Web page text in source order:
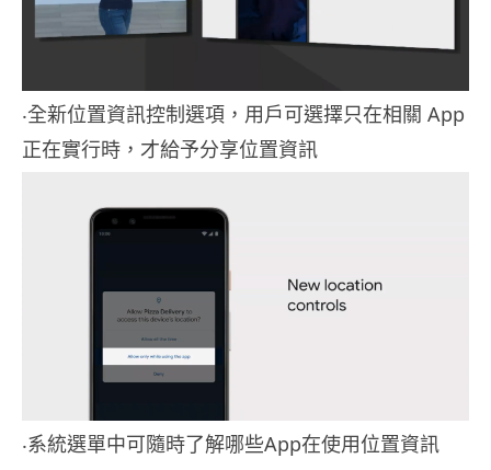
‧全新位置資訊控制選項，用戶可選擇只在相關 App
正在實行時，才給予分享位置資訊
‧系統選單中可隨時了解哪些App在使用位置資訊